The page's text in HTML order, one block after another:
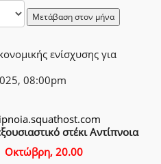
Μετάβαση στον μήνα
ενίσχυσης για
08:00pm
στέκι Αντίπνοια
Οκτώβρη, 20.00